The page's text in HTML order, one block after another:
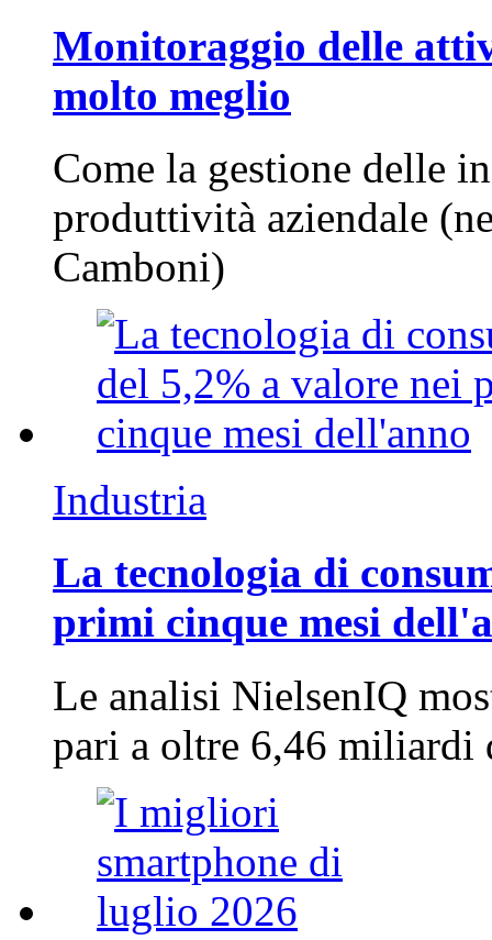
Monitoraggio delle
molto meglio
Come la gestione delle
produttività aziendale
Camboni)
Industria
La tecnologia di
primi cinque mesi
Le analisi NielsenIQ
pari a oltre 6,46